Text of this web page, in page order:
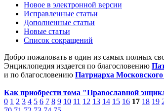
Новое в электронной версии
Исправленные статьи
Дополненные статьи
Новые статьи
Список сокращений
Добро пожаловать в один из самых полных
Энциклопедия издается по благословению
и по благословению Патриарха
Как приобрести тома "Православной
0 1 2 3 4 5 6 7 8 9 10 11 12 13 14 15 16 17 18 19